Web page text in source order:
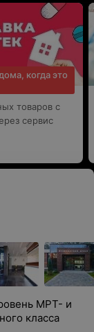
когда это
товаров с
сервис
МРТ- и
класса